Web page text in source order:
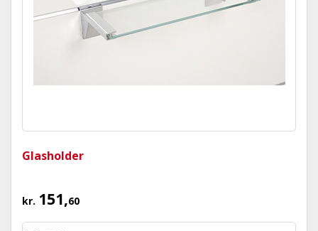
Glasholder
kr. 151,60